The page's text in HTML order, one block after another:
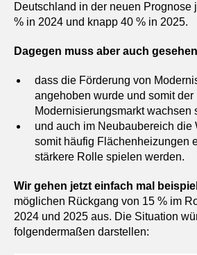
Deutschland in der neuen Prognose
% in 2024 und knapp 40 % in 2025.
Dagegen muss aber auch
dass die Förderung von
angehoben wurde und somit der
Modernisierungsmarkt wachsen
und auch im Neubaubereich die
somit häufig Flächenheizungen
stärkere Rolle spielen werden.
Wir gehen jetzt einfach mal
möglichen Rückgang von 15 % im
2024 und 2025 aus. Die Situation
folgendermaßen darstellen: